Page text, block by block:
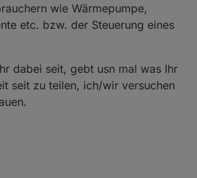
wie Wärmepumpe,
etc. bzw. der Steuerung eines
dabei seit, gebt usn mal was Ihr
seit zu teilen, ich/wir versuchen